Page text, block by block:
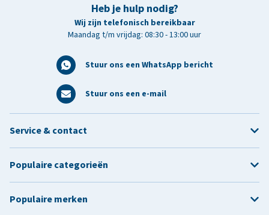
Heb je hulp nodig?
Wij zijn telefonisch bereikbaar
Maandag t/m vrijdag: 08:30 - 13:00 uur
Stuur ons een WhatsApp bericht
Stuur ons een e-mail
Service & contact
Populaire categorieën
Populaire merken